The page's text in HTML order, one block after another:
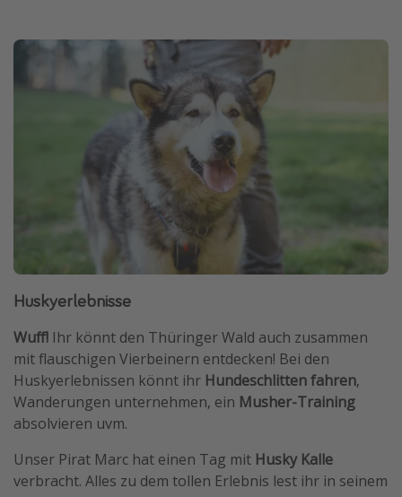
Huskyerlebnisse
Wuff! Ihr könnt den Thüringer Wald auch zusammen
mit flauschigen Vierbeinern entdecken! Bei den
Huskyerlebnissen könnt ihr Hundeschlitten fahren,
Wanderungen unternehmen, ein Musher-Training
absolvieren uvm.
Unser Pirat Marc hat einen Tag mit Husky Kalle
verbracht. Alles zu dem tollen Erlebnis lest ihr in seinem